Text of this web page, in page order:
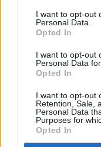
cualquier momento
visitando nuestra
I want to opt-out
Personal Data.
Opted In
I want to opt-out
Personal Data
Opted In
I want to opt-out
Retention, Sale,
Personal Data
Purposes for
Opted In